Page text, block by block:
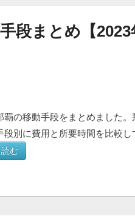
段まとめ【2023
覇の移動手段をまとめました
段別に費用と所要時間を比較し
む